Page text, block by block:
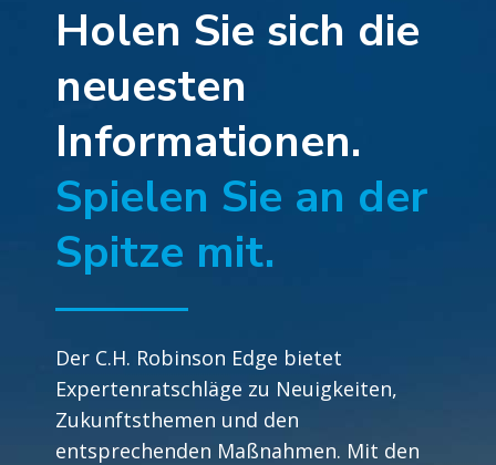
Holen Sie sich die
neuesten
Informationen.
Spielen Sie an der
Spitze mit.
Der C.H. Robinson Edge bietet
Expertenratschläge zu Neuigkeiten,
Zukunftsthemen und den
entsprechenden Maßnahmen. Mit den